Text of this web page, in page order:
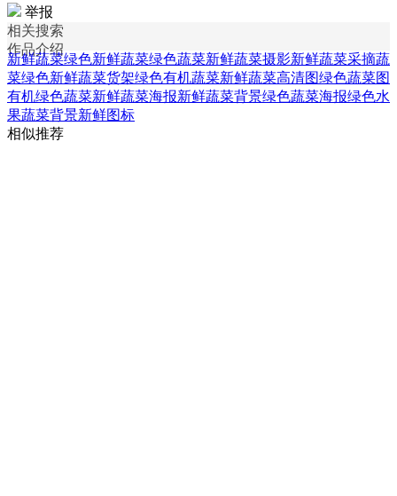
举报
相关搜索
作品介绍
新鲜蔬菜绿色新鲜蔬菜绿色蔬菜新鲜蔬菜摄影新鲜蔬菜采摘蔬
菜绿色新鲜蔬菜货架绿色有机蔬菜新鲜蔬菜高清图绿色蔬菜图
有机绿色蔬菜新鲜蔬菜海报新鲜蔬菜背景绿色蔬菜海报绿色水
果蔬菜背景新鲜图标
相似推荐